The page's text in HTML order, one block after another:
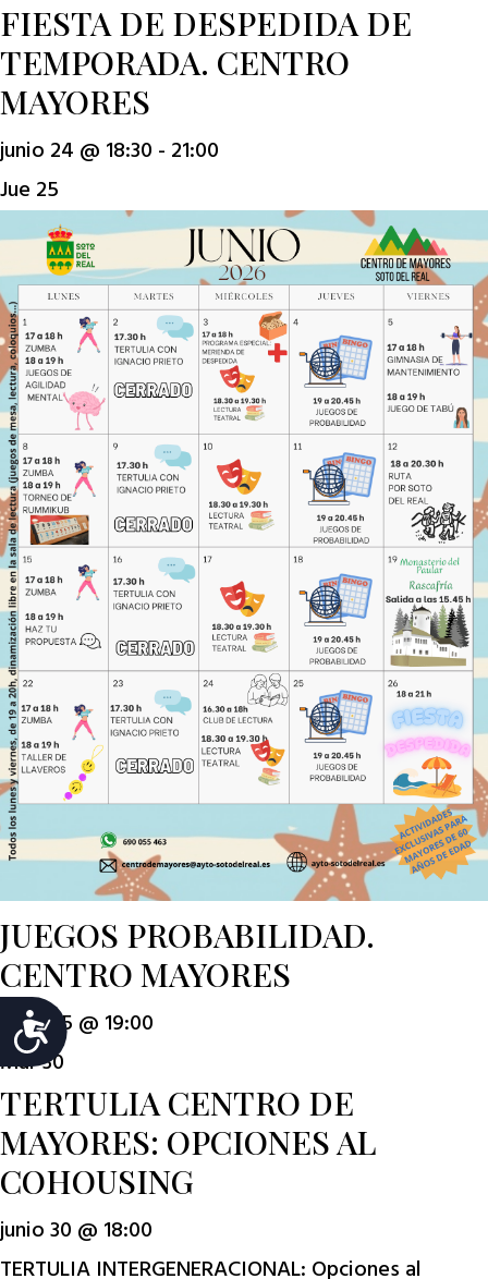
Accesibilidad
FIESTA DE DESPEDIDA DE
TEMPORADA. CENTRO
MAYORES
junio 24 @ 18:30 - 21:00
Jue 25
JUEGOS PROBABILIDAD.
CENTRO MAYORES
junio 25 @ 19:00
Mar30
TERTULIA CENTRO DE
MAYORES: OPCIONES AL
COHOUSING
junio 30 @ 18:00
TERTULIA INTERGENERACIONAL: Opciones al